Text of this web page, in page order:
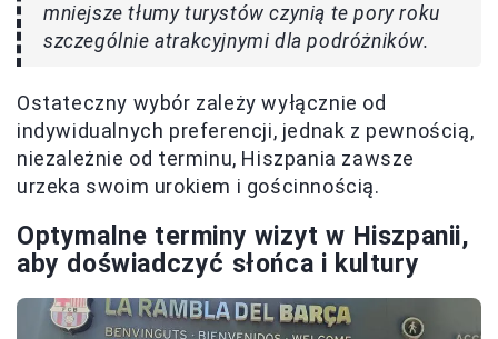
mniejsze tłumy turystów czynią te pory roku
szczególnie atrakcyjnymi dla podróżników.
Ostateczny wybór zależy wyłącznie od
indywidualnych preferencji, jednak z pewnością,
niezależnie od terminu, Hiszpania zawsze
urzeka swoim urokiem i gościnnością.
Optymalne terminy wizyt w Hiszpanii,
aby doświadczyć słońca i kultury